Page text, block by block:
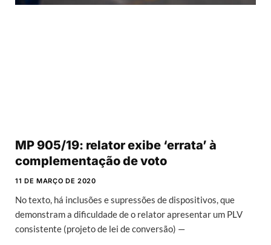
MP 905/19: relator exibe ‘errata’ à
complementação de voto
11 DE MARÇO DE 2020
No texto, há inclusões e supressões de dispositivos, que
demonstram a dificuldade de o relator apresentar um PLV
consistente (projeto de lei de conversão) —